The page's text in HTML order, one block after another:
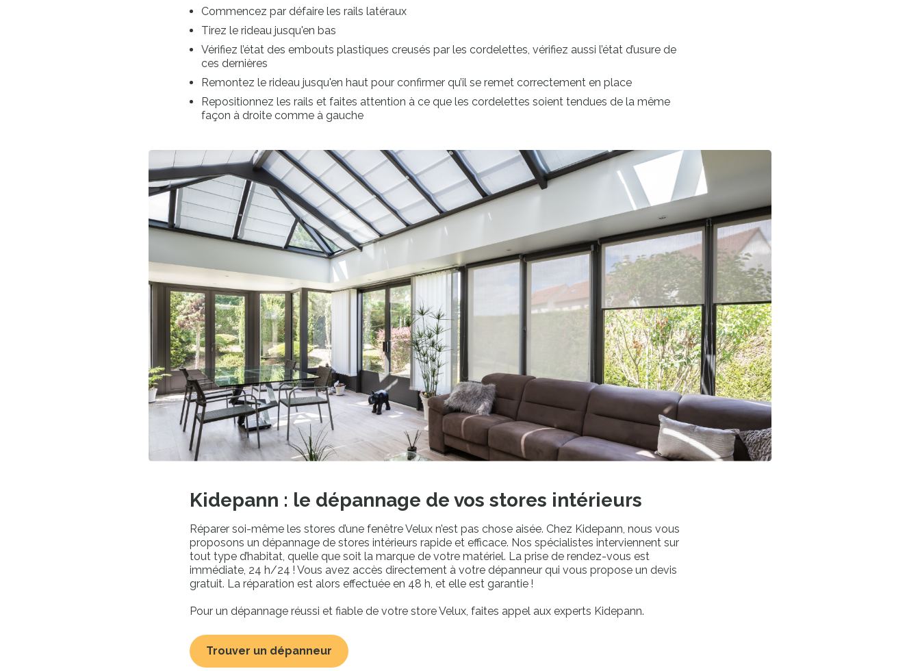
Saisissez le code postal du lieu d’intervention
Pour vous proposer les professionnels les plus proches de chez vous
Votre code postal
Commencez par défaire les rails latéraux
Tirez le rideau jusqu'en bas
Vérifiez l’état des embouts plastiques creusés par les cordelettes, vérifiez aussi l’état d’usure de
ces dernières
Remontez le rideau jusqu'en haut pour confirmer qu’il se remet correctement en place
Repositionnez les rails et faites attention à ce que les cordelettes soient tendues de la même
façon à droite comme à gauche
Kidepann : le dépannage de vos stores intérieurs
Réparer soi-même les stores d’une fenêtre Velux n’est pas chose aisée. Chez Kidepann, nous vous
proposons un dépannage de stores intérieurs rapide et efficace. Nos spécialistes interviennent sur
tout type d’habitat, quelle que soit la marque de votre matériel. La prise de rendez-vous est
immédiate, 24 h/24 ! Vous avez accès directement à votre dépanneur qui vous propose un devis
gratuit. La réparation est alors effectuée en 48 h, et elle est garantie !
Pour un dépannage réussi et fiable de votre store Velux, faites appel aux experts Kidepann.
Trouver un dépanneur